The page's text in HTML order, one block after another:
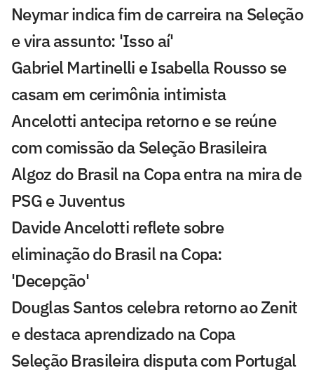
Neymar indica fim de carreira na Seleção
e vira assunto: 'Isso aí'
Gabriel Martinelli e Isabella Rousso se
casam em cerimônia intimista
Ancelotti antecipa retorno e se reúne
com comissão da Seleção Brasileira
Algoz do Brasil na Copa entra na mira de
PSG e Juventus
Davide Ancelotti reflete sobre
eliminação do Brasil na Copa:
'Decepção'
Douglas Santos celebra retorno ao Zenit
e destaca aprendizado na Copa
Seleção Brasileira disputa com Portugal